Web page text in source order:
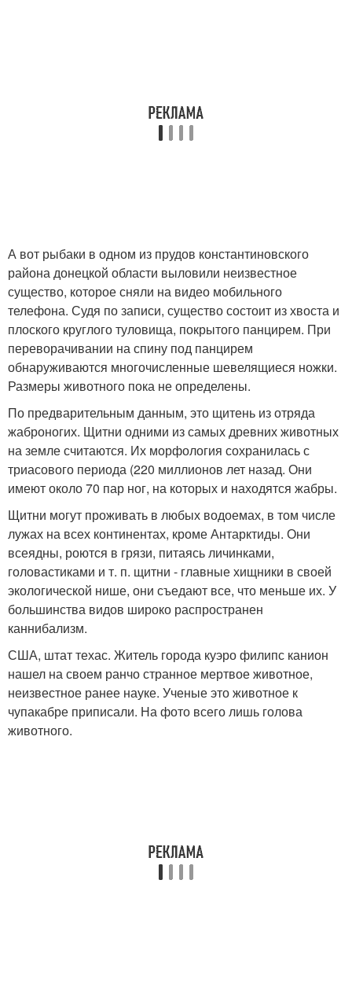
А вот рыбаки в одном из прудов константиновского
района донецкой области выловили неизвестное
существо, которое сняли на видео мобильного
телефона. Судя по записи, существо состоит из хвоста и
плоского круглого туловища, покрытого панцирем. При
переворачивании на спину под панцирем
обнаруживаются многочисленные шевелящиеся ножки.
Размеры животного пока не определены.
По предварительным данным, это щитень из отряда
жаброногих. Щитни одними из самых древних животных
на земле считаются. Их морфология сохранилась с
триасового периода (220 миллионов лет назад. Они
имеют около 70 пар ног, на которых и находятся жабры.
Щитни могут проживать в любых водоемах, в том числе
лужах на всех континентах, кроме Антарктиды. Они
всеядны, роются в грязи, питаясь личинками,
головастиками и т. п. щитни - главные хищники в своей
экологической нише, они съедают все, что меньше их. У
большинства видов широко распространен
каннибализм.
США, штат техас. Житель города куэро филипс канион
нашел на своем ранчо странное мертвое животное,
неизвестное ранее науке. Ученые это животное к
чупакабре приписали. На фото всего лишь голова
животного.